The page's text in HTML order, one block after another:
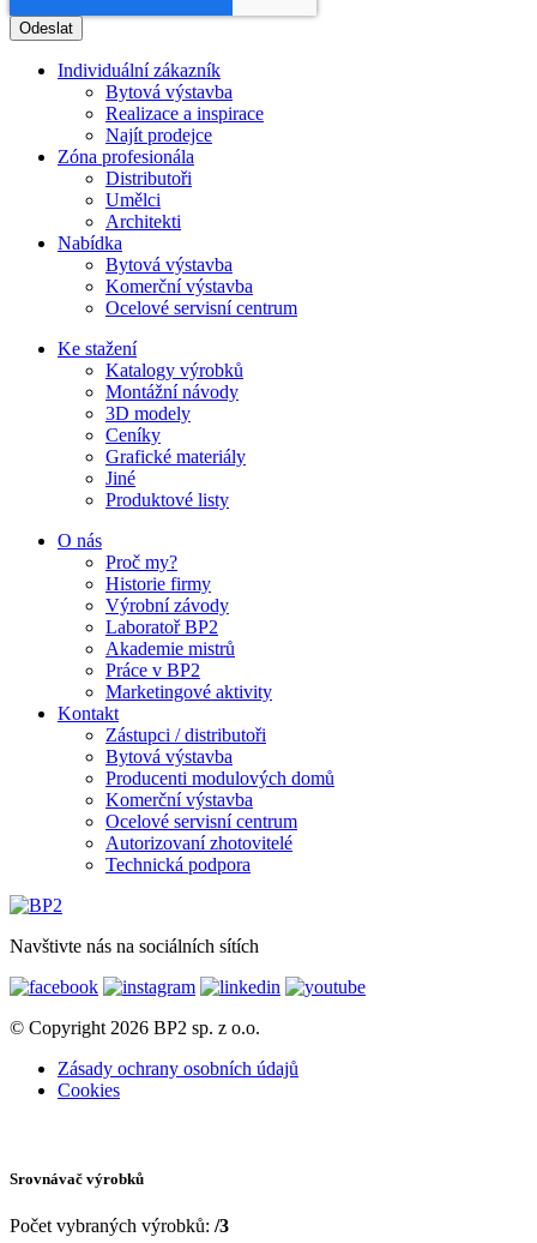
Individuální zákazník
Bytová výstavba
Realizace a inspirace
Najít prodejce
Zóna profesionála
Distributoři
Umělci
Architekti
Nabídka
Bytová výstavba
Komerční výstavba
Ocelové servisní centrum
Ke stažení
Katalogy výrobků
Montážní návody
3D modely
Ceníky
Grafické materiály
Jiné
Produktové listy
O nás
Proč my?
Historie firmy
Výrobní závody
Laboratoř BP2
Akademie mistrů
Práce v BP2
Marketingové aktivity
Kontakt
Zástupci / distributoři
Bytová výstavba
Producenti modulových domů
Komerční výstavba
Ocelové servisní centrum
Autorizovaní zhotovitelé
Technická podpora
Navštivte nás na sociálních sítích
© Copyright 2026 BP2 sp. z o.o.
Zásady ochrany osobních údajů
Cookies
Srovnávač výrobků
Počet vybraných výrobků: /3